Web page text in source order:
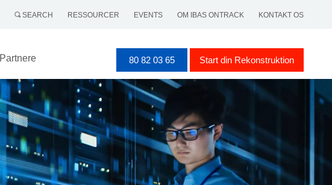
SEARCH RESSOURCER EVENTS OM IBAS ONTRACK KONTAKT OS
Partnere 80 82 03 65 Start din Rekonstruktion